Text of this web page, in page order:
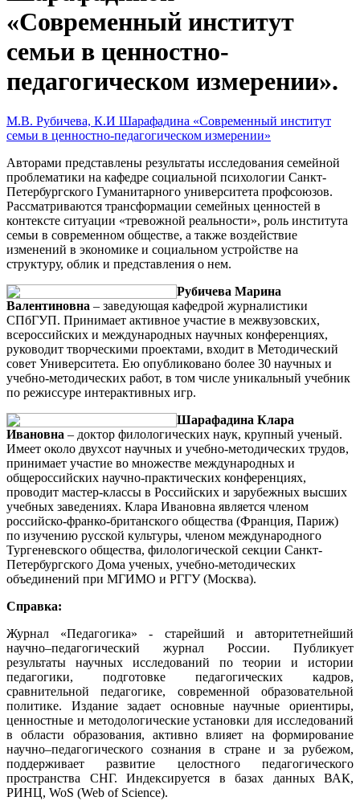
«Современный институт
семьи в ценностно-
педагогическом измерении».
М.В. Рубичева, К.И Шарафадина «Современный институт
семьи в ценностно-педагогическом измерении»
Авторами представлены результаты исследования семейной
проблематики на кафедре социальной психологии Санкт-
Петербургского Гуманитарного университета профсоюзов.
Рассматриваются трансформации семейных ценностей в
контексте ситуации «тревожной реальности», роль института
семьи в современном обществе, а также воздействие
изменений в экономике и социальном устройстве на
структуру, облик и представления о нем.
Рубичева Марина
Валентиновна – заведующая кафедрой журналистики
СПбГУП. Принимает активное участие в межвузовских,
всероссийских и международных научных конференциях,
руководит творческими проектами, входит в Методический
совет Университета. Ею опубликовано более 30 научных и
учебно-методических работ, в том числе уникальный учебник
по режиссуре интерактивных игр.
Шарафадина Клара
Ивановна – доктор филологических наук, крупный ученый.
Имеет около двухсот научных и учебно-методических трудов,
принимает участие во множестве международных и
общероссийских научно-практических конференциях,
проводит мастер-классы в Российских и зарубежных высших
учебных заведениях. Клара Ивановна является членом
российско-франко-британского общества (Франция, Париж)
по изучению русской культуры, членом международного
Тургеневского общества, филологической секции Санкт-
Петербургского Дома ученых, учебно-методических
объединений при МГИМО и РГГУ (Москва).
Справка:
Журнал «Педагогика» - старейший и авторитетнейший
научно–педагогический журнал России. Публикует
результаты научных исследований по теории и истории
педагогики, подготовке педагогических кадров,
сравнительной педагогике, современной образовательной
политике. Издание задает основные научные ориентиры,
ценностные и методологические установки для исследований
в области образования, активно влияет на формирование
научно–педагогического сознания в стране и за рубежом,
поддерживает развитие целостного педагогического
пространства СНГ. Индексируется в базах данных ВАК,
РИНЦ, WoS (Web of Science).